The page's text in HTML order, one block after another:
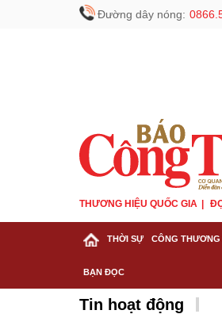
Đường dây nóng:
THƯƠNG HIỆU QUỐC GIA
THỜI SỰ CÔNG THƯƠNG
BẠN ĐỌC
Tin hoạt động